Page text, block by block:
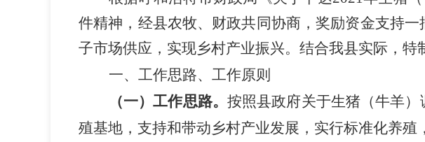
件精神，经县农牧、财政共同协商，奖励资金支持
子市场供应，实现乡村产业振兴。结合我县实际，特
一、工作思路、工作原则
（一）工作思路。 按照县政府关于生猪（牛羊
殖基地 ，支持和带动乡村产业发展，实行标准化养殖，